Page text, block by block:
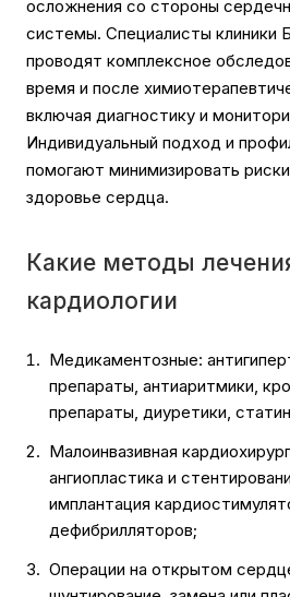
осложнения со стороны
системы. Специалисты клиники
проводят комплексное
время и после
включая диагностику и
Индивидуальный подход и
помогают минимизировать
здоровье сердца.
Какие методы
кардиологии
Медикаментозные:
препараты, антиаритмики,
препараты, диуретики,
Малоинвазивная
ангиопластика и
имплантация
дефибрилляторов;
Операции на открытом